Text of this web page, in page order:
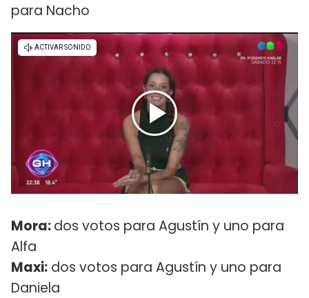
para Nacho
Mora:dos votos para Agustín y uno para
Alfa
Maxi: dos votos para Agustín y uno para
Daniela